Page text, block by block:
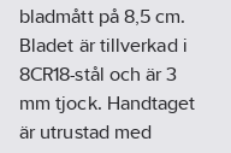
bladmått på 8,5 cm.
Bladet är tillverkad i
8CR18-stål och är 3
mm tjock. Handtaget
är utrustad med